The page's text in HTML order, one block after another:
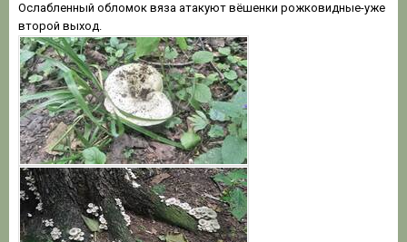
Ослабленный обломок вяза атакуют вёшенки рожковидные-уже
второй выход.